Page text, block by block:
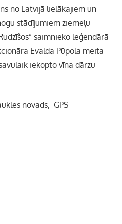
no Latvijā lielākajiem un
stādījumiem ziemeļu
saimnieko leģendārā
Ēvalda Pūpola meita
iekopto vīna dārzu
novads, GPS